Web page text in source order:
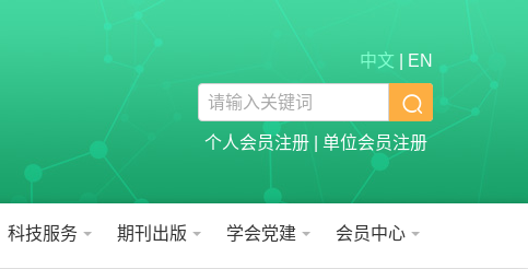
中文 EN

个人会员注册| 单位会员注册
科技服务 期刊出版 学会党建 会员中心